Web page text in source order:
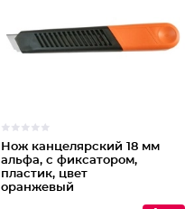
Нож канцелярский 18 мм
альфа, с фиксатором,
пластик, цвет
оранжевый